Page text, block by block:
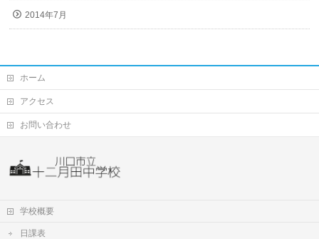
2014年7月
ホーム
アクセス
お問い合わせ
学校概要
日課表